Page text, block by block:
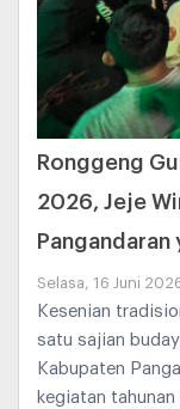
Ronggeng
2026, Jeje
Pangandaran
Selasa, 16 Juni
Kesenian
satu sajian
Kabupaten
kegiatan